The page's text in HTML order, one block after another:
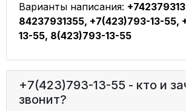
Варианты написания:
84237931355, +7(423)793-13-55,
13-55, 8(423)793-13-55
+7(423)793-13-55 - кто и
звонит?